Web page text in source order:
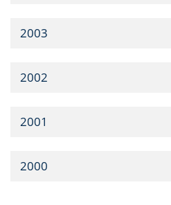
2003
2002
2001
2000